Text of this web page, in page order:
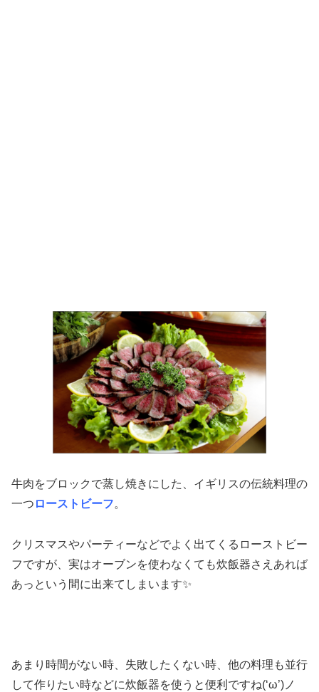
牛肉をブロックで蒸し焼きにした、イギリスの伝統料理の
一つ ローストビーフ。
クリスマスやパーティーなどでよく出てくるローストビー
フですが、実はオーブンを使わなくても炊飯器さえあれば
あっという間に出来てしまいます✨
あまり時間がない時、失敗したくない時、他の料理も並行
して作りたい時などに炊飯器を使うと便利ですね(‘ω’)ノ